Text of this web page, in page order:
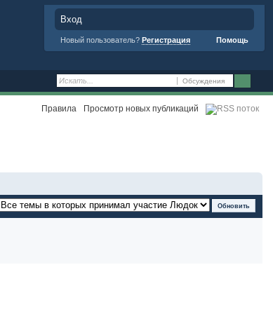
Вход
Новый пользователь? Регистрация Помощь
Обсуждения
Правила Просмотр новых публикаций